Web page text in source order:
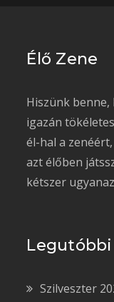
Élő Zene
Hiszünk benne,
igazán
él-hal a
azt élőben
kétszer
Szilveszter